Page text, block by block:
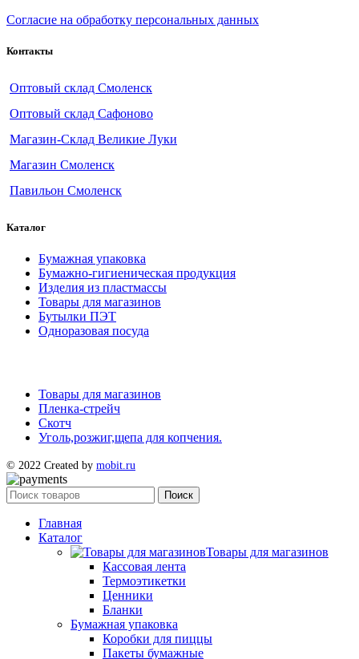
Согласие на обработку персональных данных
Контакты
Оптовый склад Смоленск
Оптовый склад Сафоново
Магазин-Склад Великие Луки
Магазин Смоленск
Павильон Смоленск
Каталог
Бумажная упаковка
Бумажно-гигиеническая продукция
Изделия из пластмассы
Товары для магазинов
Бутылки ПЭТ
Одноразовая посуда
Товары для магазинов
Пленка-стрейч
Скотч
Уголь,розжиг,щепа для копчения.
© 2022 Created by mobit.ru
Поиск
Главная
Каталог
Товары для магазинов
Кассовая лента
Термоэтикетки
Ценники
Бланки
Бумажная упаковка
Коробки для пиццы
Пакеты бумажные